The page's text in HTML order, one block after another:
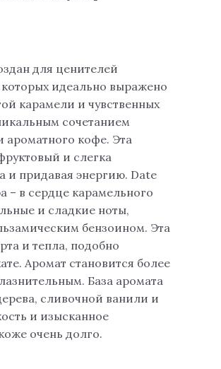
для ценителей
идеально выражено
карамели и чувственных
сочетанием
ароматного кофе. Эта
и слегка
и придавая энергию. Date
– в сердце карамельного
и сладкие ноты,
бензоином. Эта
и тепла, подобно
Аромат становится более
База аромата
сливочной ванили и
и изысканное
очень долго.